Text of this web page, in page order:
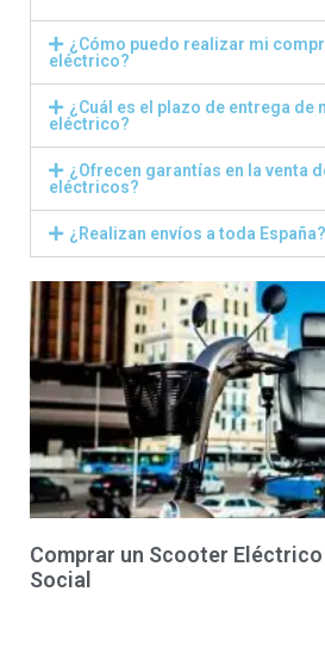
¿Cómo puedo realizar mi
eléctrico?
¿Cuál es el plazo de entrega de
eléctrico?
¿Ofrecen garantías en la venta
eléctricos?
¿Realizan envíos a toda España?
Comprar un Scooter
Social